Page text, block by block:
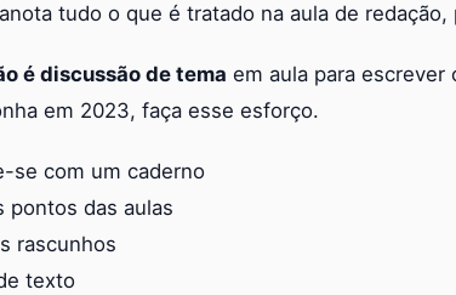
tudo o que é tratado na aula de
é discussão de tema em aula para
em 2023, faça esse esforço.
se com um caderno
pontos das aulas
rascunhos
texto